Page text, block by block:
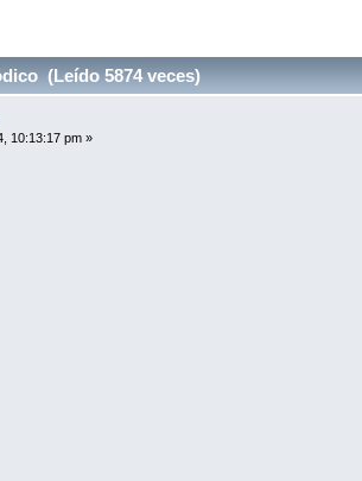
(Leído 5874 veces)
10:13:17 pm »